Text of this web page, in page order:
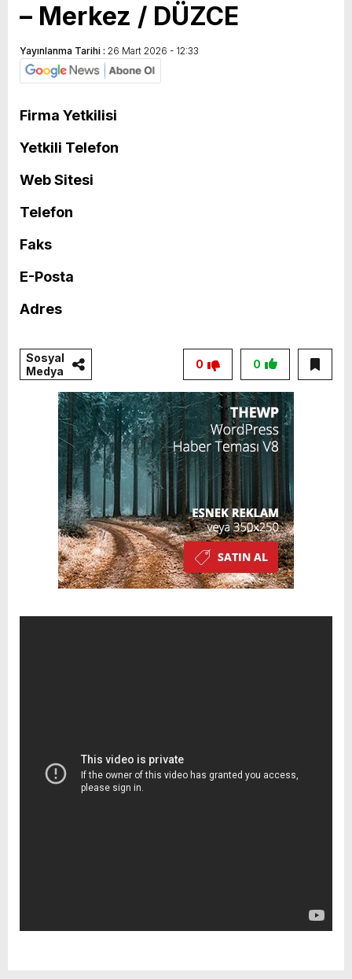
– Merkez / DÜZCE
Yayınlanma Tarihi : 26 Mart 2026 - 12:33
Firma Yetkilisi
Yetkili Telefon
Web Sitesi
Telefon
Faks
E-Posta
Adres
Sosyal
Medya
0
0